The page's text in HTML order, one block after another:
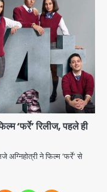
‘फर्रे’ रिलीज, पहले ही
ने फिल्म ‘फर्रे’ से
कामयाबी, चोरी के
करने वाले गिरोह का
भंडाफोड़, मास्टरमाइंड